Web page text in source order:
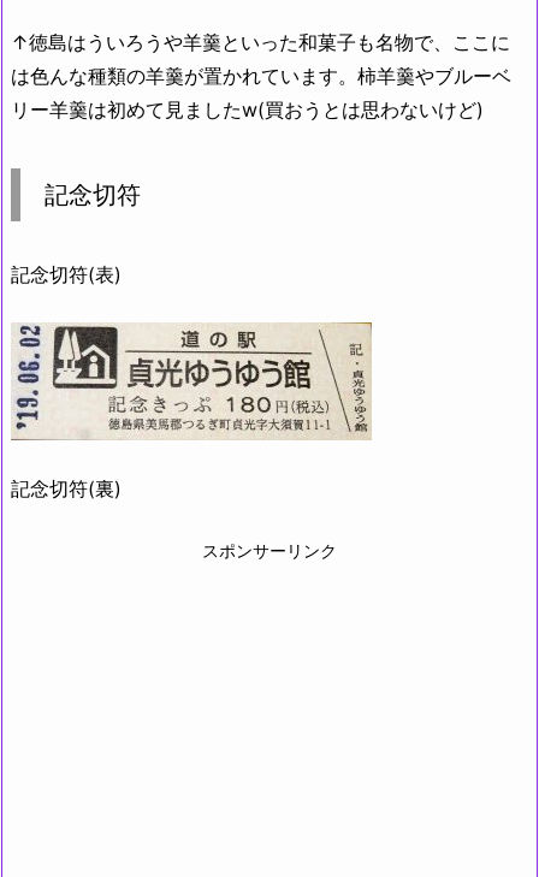
↑徳島はういろうや羊羹といった和菓子も名物で、ここに
は色んな種類の羊羹が置かれています。柿羊羹やブルーベ
リー羊羹は初めて見ましたw(買おうとは思わないけど)
記念切符
記念切符(表)
記念切符(裏)
スポンサーリンク